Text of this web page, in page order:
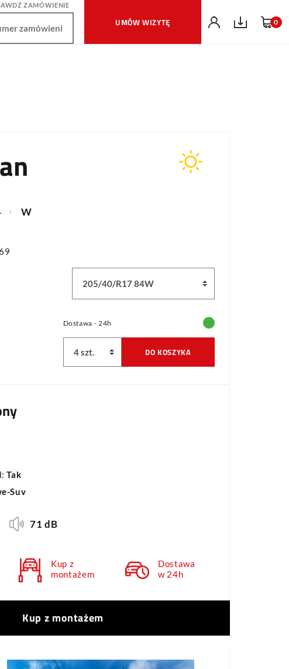
ZAMÓWIENIE
UMÓW WIZYTĘ 0
W
Dostawa - 24h
DO KOSZYKA
Tak
Suv
71 dB
Kup z
montażem
Dostawa
w 24h
Kup z montażem